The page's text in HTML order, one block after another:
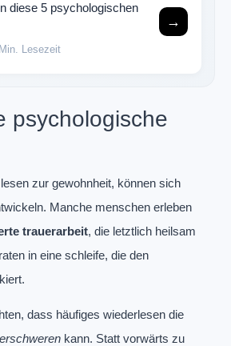
diese 5 psychologischen
Lesezeit
→
psychologische
zur gewohnheit, können sich
Manche menschen erleben
trauerarbeit, die letztlich heilsam
in eine schleife, die den
dass häufiges wiederlesen die
kann. Statt vorwärts zu